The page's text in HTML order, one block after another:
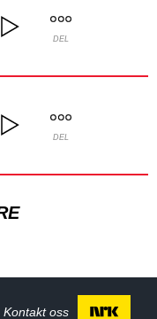
DEL
DEL
Kontakt oss